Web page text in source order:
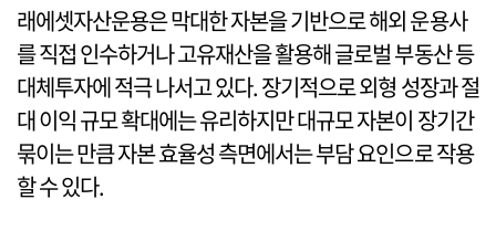
래에셋자산운용은 막대한 자본을 기반으로 해외 운용사
를 직접 인수하거나 고유재산을 활용해 글로벌 부동산 등
대체투자에 적극 나서고 있다. 장기적으로 외형 성장과 절
대 이익 규모 확대에는 유리하지만 대규모 자본이 장기간
묶이는 만큼 자본 효율성 측면에서는 부담 요인으로 작용
할 수 있다.